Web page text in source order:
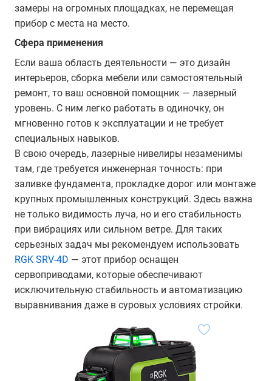
замеры на огромных площадках, не перемещая
прибор с места на место.
Сфера применения
Если ваша область деятельности — это дизайн
интерьеров, сборка мебели или самостоятельный
ремонт, то ваш основной помощник — лазерный
уровень. С ним легко работать в одиночку, он
мгновенно готов к эксплуатации и не требует
специальных навыков.
В свою очередь, лазерные нивелиры незаменимы
там, где требуется инженерная точность: при
заливке фундамента, прокладке дорог или монтаже
крупных промышленных конструкций. Здесь важна
не только видимость луча, но и его стабильность
при вибрациях или сильном ветре. Для таких
серьезных задач мы рекомендуем использовать
RGK SRV-4D — этот прибор оснащен
сервоприводами, которые обеспечивают
исключительную стабильность и автоматизацию
выравнивания даже в суровых условиях стройки.